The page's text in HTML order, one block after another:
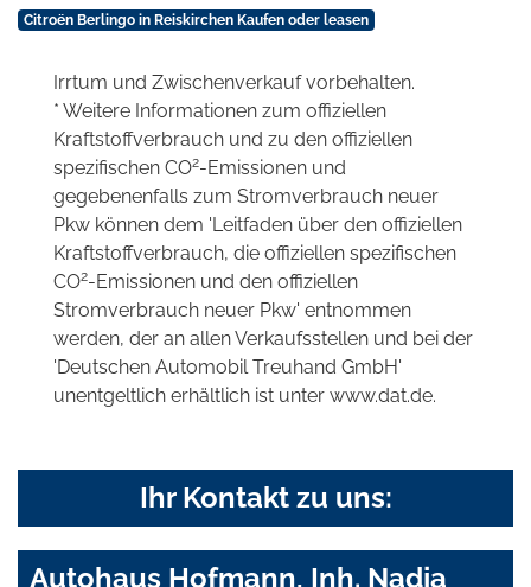
Citroën Berlingo in Reiskirchen Kaufen oder leasen
Irrtum und Zwischenverkauf vorbehalten.
* Weitere Informationen zum offiziellen
Kraftstoffverbrauch und zu den offiziellen
spezifischen CO2-Emissionen und
gegebenenfalls zum Stromverbrauch neuer
Pkw können dem 'Leitfaden über den offiziellen
Kraftstoffverbrauch, die offiziellen spezifischen
CO2-Emissionen und den offiziellen
Stromverbrauch neuer Pkw' entnommen
werden, der an allen Verkaufsstellen und bei der
'Deutschen Automobil Treuhand GmbH'
unentgeltlich erhältlich ist unter www.dat.de.
Ihr Kontakt zu uns:
Autohaus Hofmann, Inh. Nadja